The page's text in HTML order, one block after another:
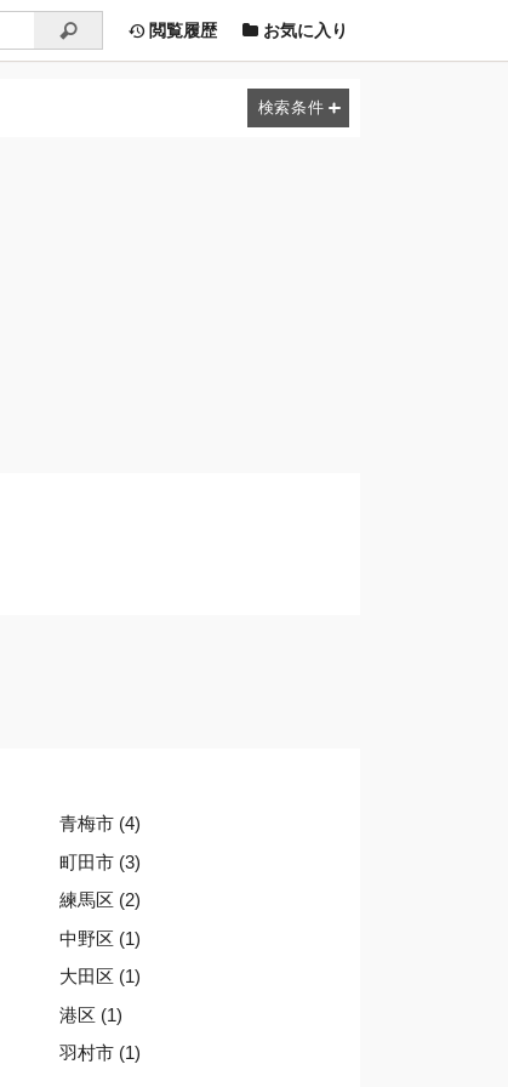
閲覧履歴 お気に入り
青梅市 (4)
町田市 (3)
練馬区 (2)
中野区 (1)
大田区 (1)
港区 (1)
羽村市 (1)